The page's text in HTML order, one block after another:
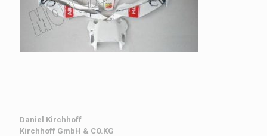
Daniel Kirchhoff
Kirchhoff GmbH & CO.KG